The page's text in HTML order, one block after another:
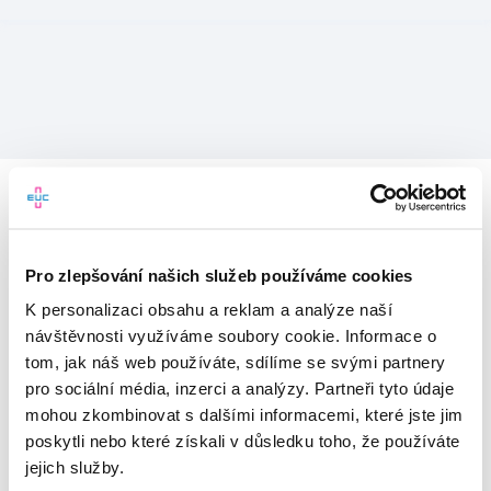
Pro zlepšování našich služeb používáme cookies
K personalizaci obsahu a reklam a analýze naší
návštěvnosti využíváme soubory cookie. Informace o
tom, jak náš web používáte, sdílíme se svými partnery
pro sociální média, inzerci a analýzy. Partneři tyto údaje
mohou zkombinovat s dalšími informacemi, které jste jim
poskytli nebo které získali v důsledku toho, že používáte
jejich služby.
Vítejte v mojeEUC